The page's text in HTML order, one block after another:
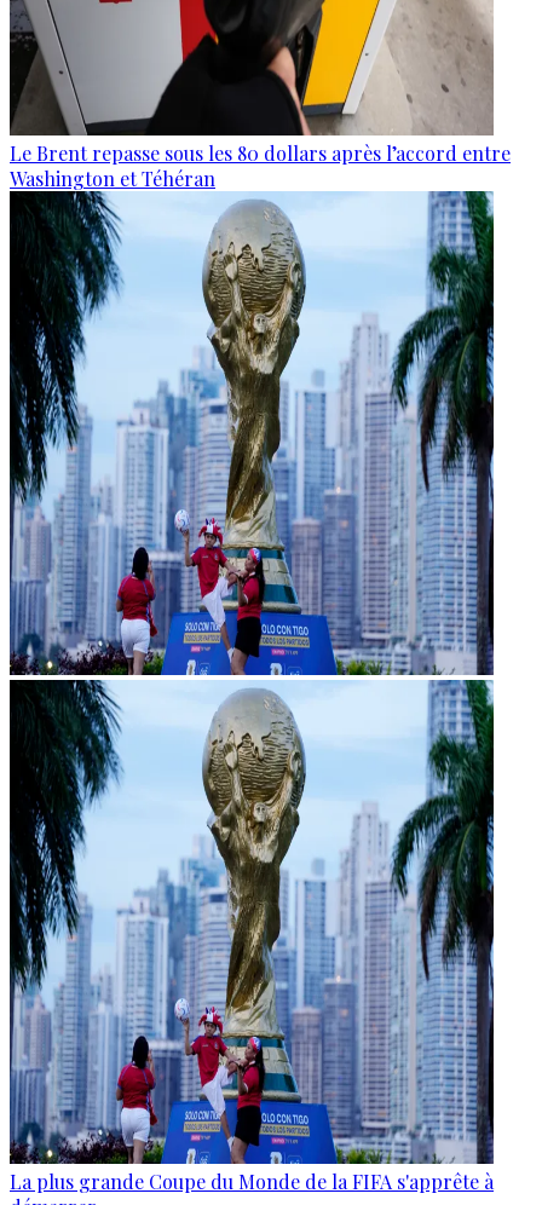
Le Brent repasse sous les 80 dollars après l’accord entre
Washington et Téhéran
La plus grande Coupe du Monde de la FIFA s'apprête à